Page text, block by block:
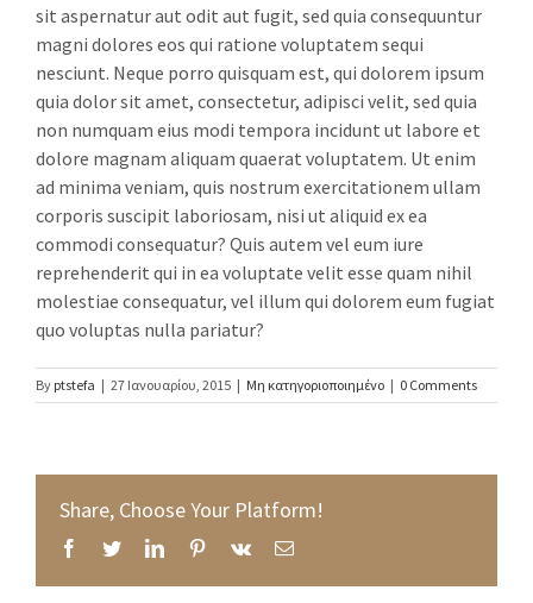
sit aspernatur aut odit aut fugit, sed quia consequuntur
magni dolores eos qui ratione voluptatem sequi
nesciunt. Neque porro quisquam est, qui dolorem ipsum
quia dolor sit amet, consectetur, adipisci velit, sed quia
non numquam eius modi tempora incidunt ut labore et
dolore magnam aliquam quaerat voluptatem. Ut enim
ad minima veniam, quis nostrum exercitationem ullam
corporis suscipit laboriosam, nisi ut aliquid ex ea
commodi consequatur? Quis autem vel eum iure
reprehenderit qui in ea voluptate velit esse quam nihil
molestiae consequatur, vel illum qui dolorem eum fugiat
quo voluptas nulla pariatur?
By ptstefa | 27 Ιανουαρίου, 2015 | Μη κατηγοριοποιημένο | 0 Comments
Share, Choose Your Platform!
Facebook
TwitterLinkedInPinterest
Vk Email